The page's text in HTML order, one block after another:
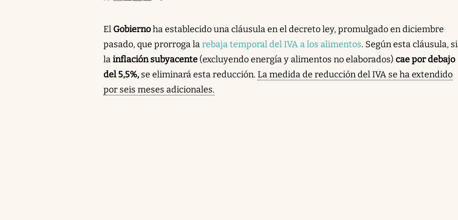
El Gobiernoha establecido una cláusula en el decreto ley, promulgado en diciembre
pasado, que prorroga larebaja temporal del IVA a los alimentos. Según esta cláusula, si
lainflación subyacente (excluyendo energía y alimentos no elaborados) cae por debajo
del 5,5%, se eliminará esta reducción. La medida de reducción del IVA se ha extendido
por seis meses adicionales.